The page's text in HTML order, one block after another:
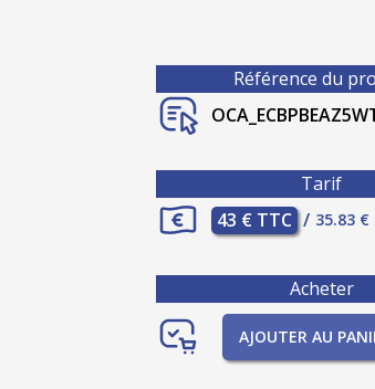
Référence du
Tarif
43 € TTC / 35.83 €
Acheter
AJOUTER AU